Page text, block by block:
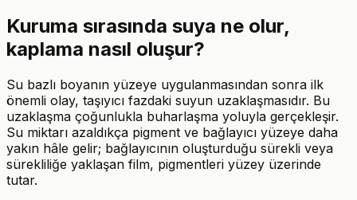
Kuruma sırasında suya ne olur,
kaplama nasıl oluşur?
Su bazlı boyanın yüzeye uygulanmasından sonra ilk
önemli olay, taşıyıcı fazdaki suyun uzaklaşmasıdır. Bu
uzaklaşma çoğunlukla buharlaşma yoluyla gerçekleşir.
Su miktarı azaldıkça pigment ve bağlayıcı yüzeye daha
yakın hâle gelir; bağlayıcının oluşturduğu sürekli veya
sürekliliğe yaklaşan film, pigmentleri yüzey üzerinde
tutar.